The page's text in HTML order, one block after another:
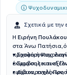
Σχετικά με την
Η Ειρήνη Πουλάκου
στα Άνω
προσφέροντας
έκφρασης και
εφήβων, ενηλίκων,
• Σχολική
• Συμβουλευτική
• Διαταραχές